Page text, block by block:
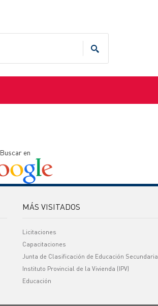
Buscar en
MÁS VISITADOS
Licitaciones
Capacitaciones
Junta de Clasificación de Educación Secundaria
Instituto Provincial de la Vivienda (IPV)
Educación